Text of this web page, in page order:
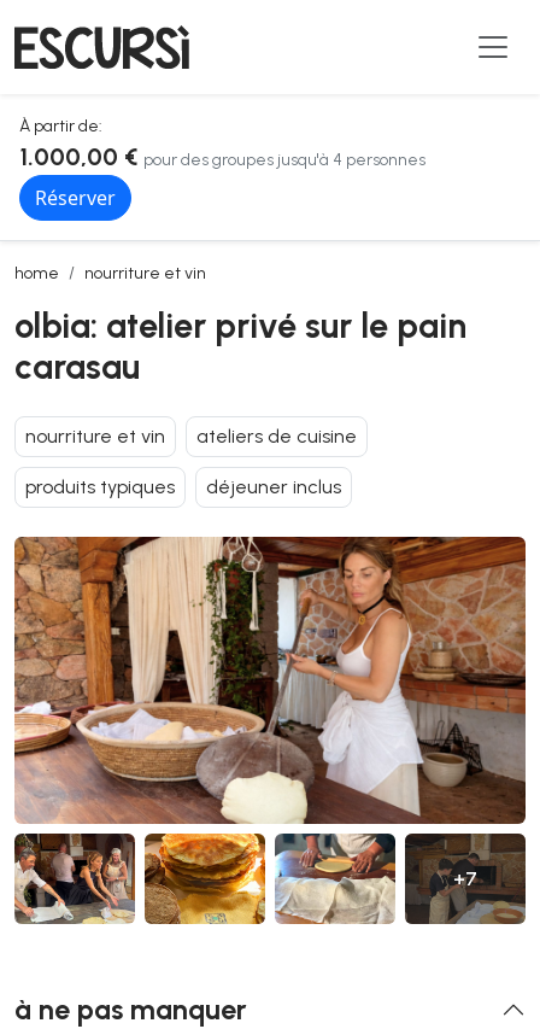
À partir de:
1.000,00 € pour des groupes jusqu'à 4 personnes
Réserver
home nourriture et vin
olbia: atelier privé sur le pain carasau
olbia: atelier privé sur le pain
carasau
nourriture et vin ateliers de cuisine
produits typiques déjeuner inclus
+7
à ne pas manquer